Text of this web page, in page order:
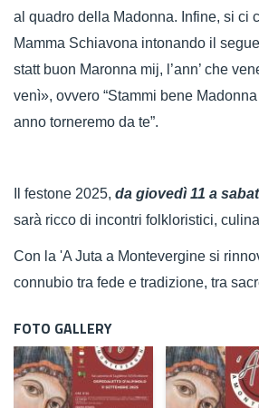
al quadro della Madonna. Infine, si ci
Mamma Schiavona intonando il
statt buon Maronna mij, l’ann’ che
venì», ovvero “Stammi bene
anno torneremo da te”.
Il festone 2025, da giovedì 11 a
sarà ricco di incontri folkloristici,
Con la 'A Juta a Montevergine si
connubio tra fede e tradizione, tra
FOTO GALLERY